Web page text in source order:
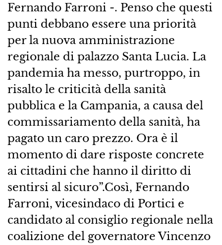
Fernando Farroni -. Penso che questi
punti debbano essere una priorità
per la nuova amministrazione
regionale di palazzo Santa Lucia. La
pandemia ha messo, purtroppo, in
risalto le criticità della sanità
pubblica e la Campania, a causa del
commissariamento della sanità, ha
pagato un caro prezzo. Ora è il
momento di dare risposte concrete
ai cittadini che hanno il diritto di
sentirsi al sicuro”.Così, Fernando
Farroni, vicesindaco di Portici e
candidato al consiglio regionale nella
coalizione del governatore Vincenzo